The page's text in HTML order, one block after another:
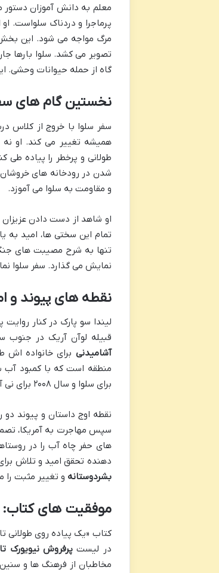
معلم به دانش آموزان دستور
پرماجرا و دردناک سلواست.
مرگ مواجه می شود. این بخش
تصویر می کشد. سلوا بارها
گاه از حمله حیوانات وحشی.
نخستین گام های
سفر سلوا با خروج از کلاس
همیشه تغییر می کند. او نه
طولانی و پرخطر را پیاده طی
شدن در رودخانه های خروشان
و مقاومت به سلوا می آموزد.
او شاهد از دست دادن عزیزان
تمام این سختی ها، امید به
تنها به شرح مصیبت های
نمایش می گذارد. سفر سلوا
نقطه های پیوند و
لیندا سو پارک در کنار
قبیله لوآن آریک در جنوب سودان در سال ۲۰۰۸. نی آ هر روز مجبور
آشامیدنی برای خانواده اش
منطقه است که با کمبود آب
برای سلوا و سال ۲۰۰۸ برای نی آ، به خواننده درکی عمیق تر از تداوم مشکلات و در عین حال، امید به تغییر می دهد.
نقطه اوج داستان و پیوند دو
سپس مهاجرت به آمریکا،
های حفر چاه آب را در
دهنده تحقق امید و تلاش
بشردوستانه و تغییر مثبت را
موفقیت های کتاب:
کتاب «یک پیاده روی طولانی
در لیستپرفروش نیویورک
مخاطبان از فرهنگ ها و